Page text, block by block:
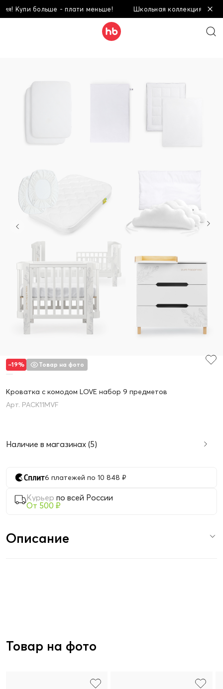
Купи больше - плати меньше! Школьная коллекция! Купи
Кроватка с комодом LOVE набор 9 предметов
PACK11MVF
Наличие в магазинах (5)
6 платежей по 10 848 ₽
Курьер по всей России
От 500 ₽
–19% Товар на фото
Описание
Товар на фото